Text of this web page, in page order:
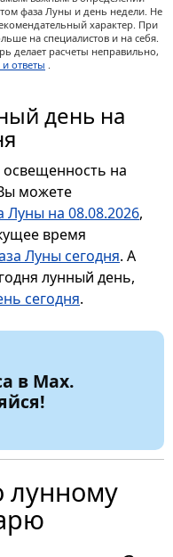
фаза Луны и день недели. Не
характер. При
на специалистов и на себя.
делает расчеты неправильно,
ответы .
день на
освещенность на
можете
Луны на 08.08.2026,
время
Луны сегодня. А
лунный день,
сегодня.
в Max.
лунному